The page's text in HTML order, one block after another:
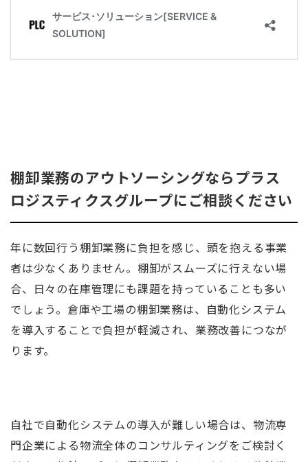
棚卸業務のアウトソーシングならプラス
ロジスティクスグループにご相談ください
年に数回行う棚卸業務に負担を感じ、頭を抱える事業
者は少なくありません。棚卸がスムーズに行えない場
合、日々の在庫管理にも課題を持っていることも多い
でしょう。倉庫や工場の棚卸業務は、自動化システム
を導入することで負担が軽減され、業務改善につなが
ります。
自社で自動化システムの導入が難しい場合は、物流専
門企業による物流全体のコンサルティングをご検討く